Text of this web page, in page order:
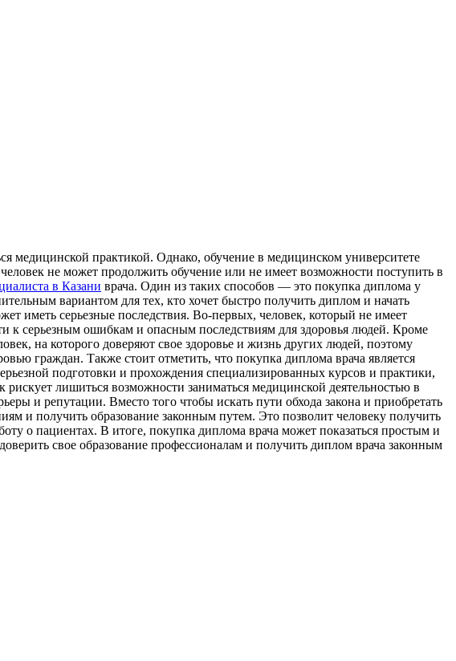
медицинской практикой. Однако, обучение в медицинском университете
не может продолжить обучение или не имеет возможности поступить в
в Казани врача. Один из таких способов — это покупка диплома у
вариантом для тех, кто хочет быстро получить диплом и начать
иметь серьезные последствия. Во-первых, человек, который не имеет
к серьезным ошибкам и опасным последствиям для здоровья людей. Кроме
на которого доверяют свое здоровье и жизнь других людей, поэтому
граждан. Также стоит отметить, что покупка диплома врача является
подготовки и прохождения специализированных курсов и практики,
лишиться возможности заниматься медицинской деятельностью в
и репутации. Вместо того чтобы искать пути обхода закона и приобретать
и получить образование законным путем. Это позволит человеку получить
о пациентах. В итоге, покупка диплома врача может показаться простым и
свое образование профессионалам и получить диплом врача законным